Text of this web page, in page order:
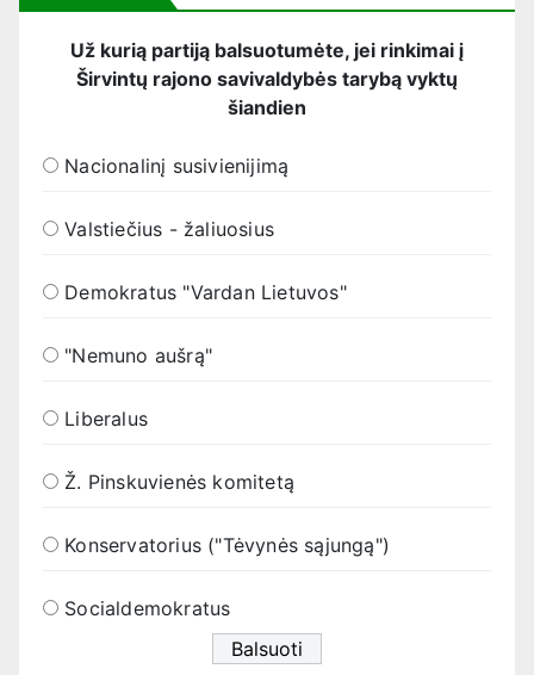
Už kurią partiją balsuotumėte, jei rinkimai į
Širvintų rajono savivaldybės tarybą vyktų
šiandien
Nacionalinį susivienijimą
Valstiečius - žaliuosius
Demokratus "Vardan Lietuvos"
"Nemuno aušrą"
Liberalus
Ž. Pinskuvienės komitetą
Konservatorius ("Tėvynės sąjungą")
Socialdemokratus